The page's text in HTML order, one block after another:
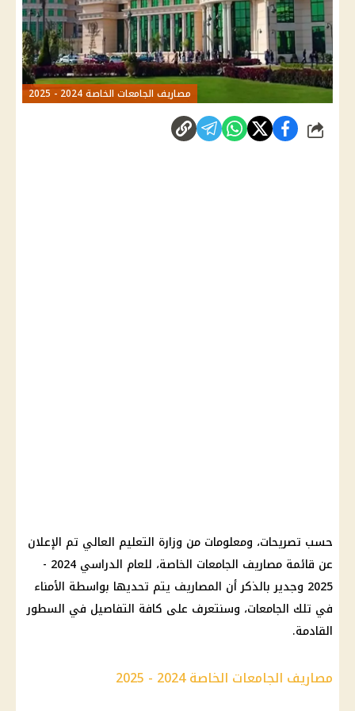
مصاريف الجامعات الخاصة 2024 - 2025
شارك
حسب تصريحات، ومعلومات من وزارة التعليم العالي تم الإعلان
عن قائمة مصاريف الجامعات الخاصة، للعام الدراسي 2024 -
2025 وجدير بالذكر أن المصاريف يتم تحديها بواسطة الأمناء
في تلك الجامعات، وسنتعرف على كافة التفاصيل في السطور
القادمة.
مصاريف الجامعات الخاصة 2024 - 2025